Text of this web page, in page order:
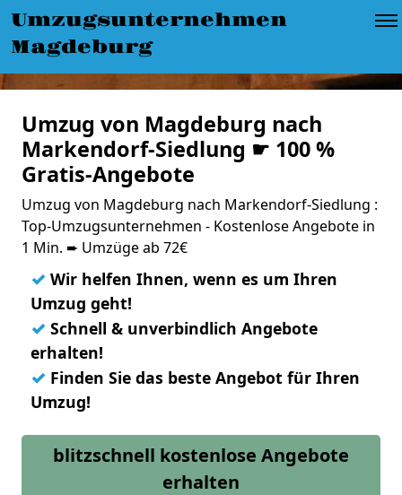
Umzugsunternehmen
Magdeburg
Umzug von Magdeburg nach
Markendorf-Siedlung ☛ 100 %
Gratis-Angebote
Umzug von Magdeburg nach Markendorf-Siedlung :
Top-Umzugsunternehmen - Kostenlose Angebote in
1 Min. ➨ Umzüge ab 72€
✓ Wir helfen Ihnen, wenn es um Ihren
Umzug geht!
✓ Schnell & unverbindlich Angebote
erhalten!
✓ Finden Sie das beste Angebot für Ihren
Umzug!
blitzschnell kostenlose Angebote
erhalten